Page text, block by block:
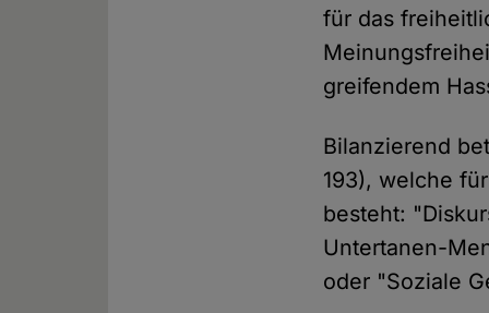
für das
greifendem
Bilanzierend
193), welche
besteht:
Untertanen-
oder "Soziale